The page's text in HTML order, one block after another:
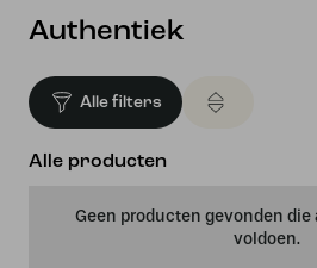
Authentiek
Alle filters
Alle producten
Geen producten gevonden
voldoen.